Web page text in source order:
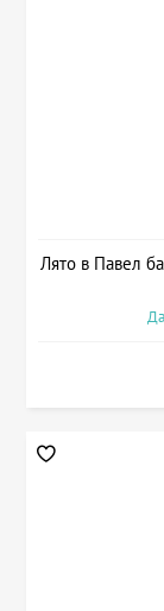
Лято в Павел